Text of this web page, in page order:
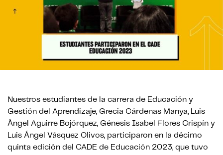
Nuestros estudiantes de la carrera de Educación y
Gestión del Aprendizaje, Grecia Cárdenas Manya, Luis
Ángel Aguirre Bojórquez, Génesis Isabel Flores Crispín y
Luis Ángel Vásquez Olivos, participaron en la décimo
quinta edición del CADE de Educación 2023, que tuvo